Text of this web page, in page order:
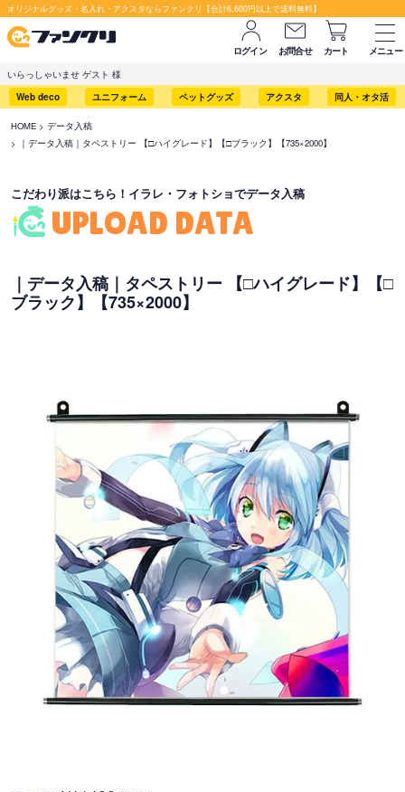
オリジナルグッズ・名入れ・アクスタならファンクリ【合計6,600円以上で送料無料】
ログイン お問合せ カート
メニュー
いらっしゃいませ ゲスト 様
Web deco
ユニフォーム ペットグッズ アクスタ 同人・オタ活
HOME
データ入稿
｜データ入稿｜タペストリー 【□ハイグレード】【□ブラック】【735×2000】
こだわり派はこちら！イラレ・フォトショでデータ入稿
UPLOAD DATA
｜データ入稿｜タペストリー 【□ハイグレード】【□
ブラック】【735×2000】